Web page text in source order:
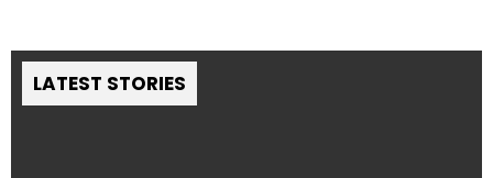
LATEST STORIES